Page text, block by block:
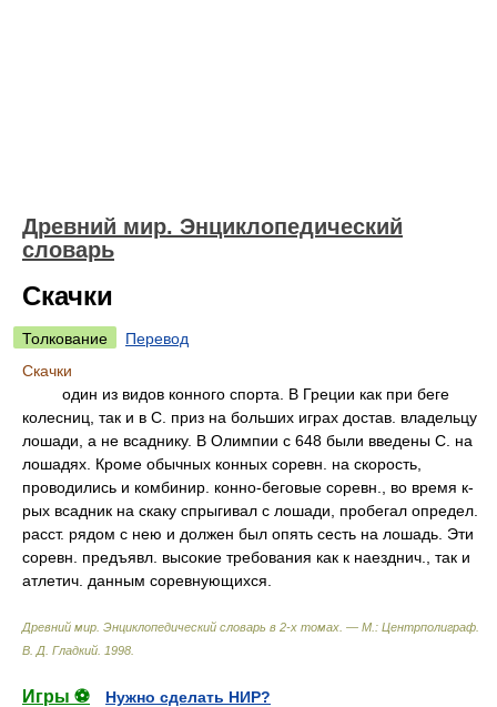
Древний мир. Энциклопедический
словарь
Скачки
Толкование
Перевод
Скачки
один из видов конного спорта. В Греции как при беге
колесниц, так и в С. приз на больших играх достав. владельцу
лошади, а не всаднику. В Олимпии с 648 были введены С. на
лошадях. Кроме обычных конных соревн. на скорость,
проводились и комбинир. конно-беговые соревн., во время к-
рых всадник на скаку спрыгивал с лошади, пробегал определ.
расст. рядом с нею и должен был опять сесть на лошадь. Эти
соревн. предъявл. высокие требования как к наезднич., так и
атлетич. данным соревнующихся.
Древний мир. Энциклопедический словарь в 2-х томах. — М.: Центрполиграф
В. Д. Гладкий 1998
Игры ⚽
Нужно сделать НИР?